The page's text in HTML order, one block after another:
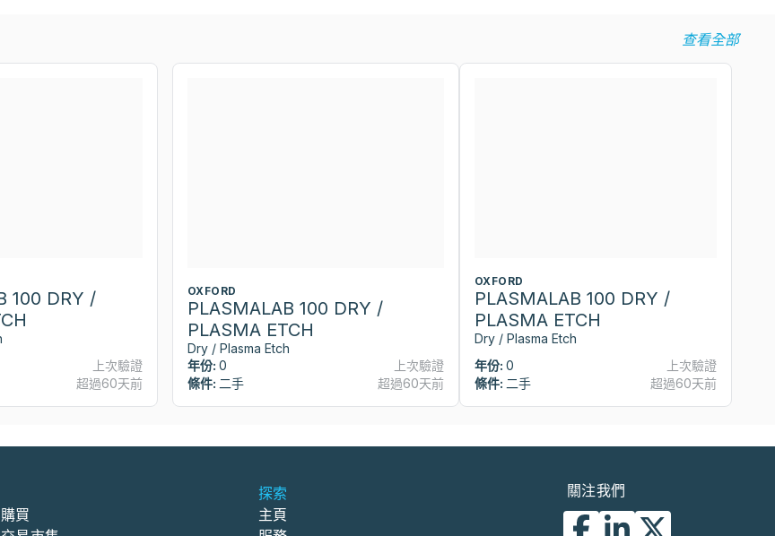
查看全部
100 DRY /
上次驗證
超過60天前
OXFORD
PLASMALAB 100 DRY /
PLASMA ETCH
Dry / Plasma Etch
年份: 0
條件: 二手
上次驗證
超過60天前
OXFORD
PLASMALAB 100 DRY /
PLASMA ETCH
Dry / Plasma Etch
年份: 0
條件: 二手
上次驗證
超過60天前
買
探索
主頁
關注我們